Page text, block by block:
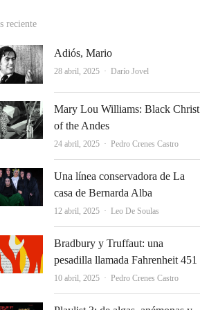
reciente
Adiós, Mario
28 abril, 2025 Autor
Darío Jovel
Mary Lou Williams: Black Christ
of the Andes
24 abril, 2025 Autor
Pedro Crenes Castro
Una línea conservadora de La
casa de Bernarda Alba
12 abril, 2025 Autor
Leo De Soulas
Bradbury y Truffaut: una
pesadilla llamada Fahrenheit 451
10 abril, 2025 Autor
Pedro Crenes Castro